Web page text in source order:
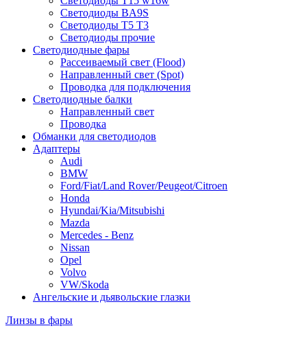
Светодиоды BA9S
Светодиоды T5 T3
Светодиоды прочие
Светодиодные фары
Рассеиваемый свет (Flood)
Направленный свет (Spot)
Проводка для подключения
Светодиодные балки
Направленный свет
Проводка
Обманки для светодиодов
Адаптеры
Audi
BMW
Ford/Fiat/Land Rover/Peugeot/Citroen
Honda
Hyundai/Kia/Mitsubishi
Mazda
Mercedes - Benz
Nissan
Opel
Volvo
VW/Skoda
Ангельские и дьявольские глазки
Линзы в фары